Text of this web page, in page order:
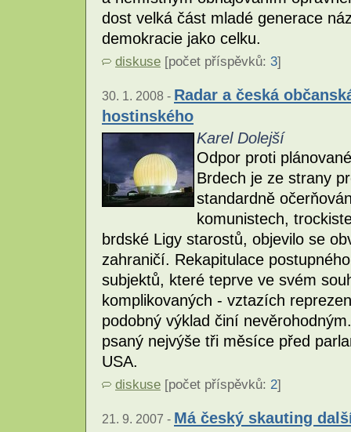
dost velká část mladé generace
demokracie jako celku.
diskuse [počet příspěvků: 3]
30. 1. 2008 - Radar a česká
hostinského
Karel Dolejší
Odpor proti
Brdech je ze strany
standardně
komunistech,
brdské Ligy starostů, objevilo se
zahraničí. Rekapitulace
subjektů, které teprve ve svém
komplikovaných - vztazích
podobný výklad činí
psaný nejvýše tři měsíce před
USA.
diskuse [počet příspěvků: 2]
21. 9. 2007 - Má český skauting